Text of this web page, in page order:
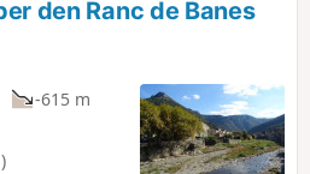
den Ranc de Banes
-615 m